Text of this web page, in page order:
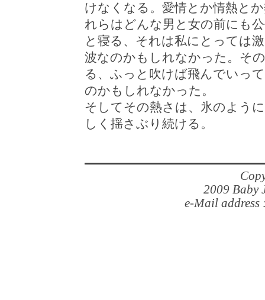
けなくなる。愛情とか情熱と
れらはどんな男と女の前にも
と寝る、それは私にとっては
波なのかもしれなかった。そ
る、ふっと吹けば飛んでいっ
のかもしれなかった。
そしてその熱さは、氷のよう
しく揺さぶり続ける。
2009 Baby
e-Mail